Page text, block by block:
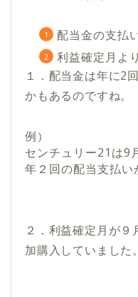
配当金の支払
利益確定月よ
１．配当金は年に2
かもあるのですね。
例）
センチュリー21は9
年２回の配当支払い
２．利益確定月が
加購入 していました。